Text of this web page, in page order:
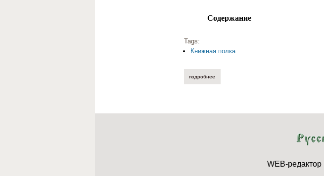
Содержание
Tags:
Книжная полка
подробнее
WEB-редактор